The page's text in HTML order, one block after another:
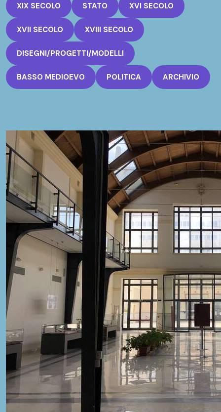
XIX SECOLO STATO XVI SECOLO
XVII SECOLO XVIII SECOLO
DISEGNI/PROGETTI/MODELLI
BASSO MEDIOEVO POLITICA ARCHIVIO